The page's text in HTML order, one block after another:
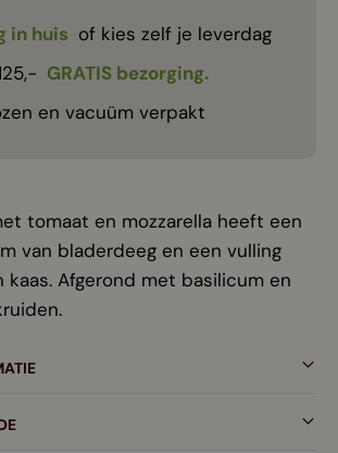
in huis of kies zelf je leverdag
GRATIS bezorging.
en vacuüm verpakt
tomaat en mozzarella heeft een
van bladerdeeg en een vulling
kaas. Afgerond met basilicum en